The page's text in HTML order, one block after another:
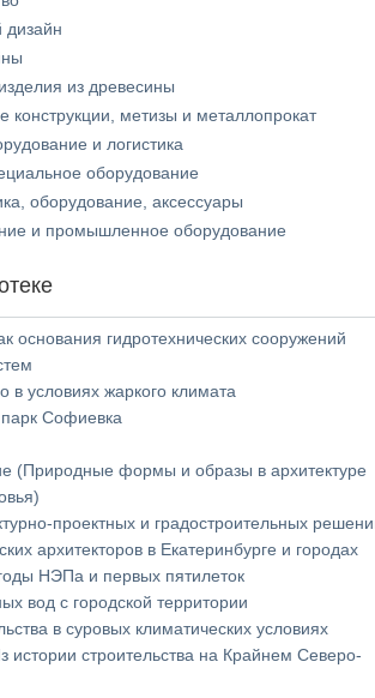
из древесины
конструкции, метизы и металлопрокат
и логистика
оборудование
оборудование, аксессуары
и промышленное оборудование
основания гидротехнических сооружений
в условиях жаркого климата
Софиевка
(Природные формы и образы в архитектуре
проектных и градостроительных
архитекторов в Екатеринбурге и городах
НЭПа и первых пятилеток
вод с городской территории
в суровых климатических условиях
истории строительства на Крайнем Северо-